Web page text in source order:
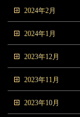
2024年2月
2024年1月
2023年12月
2023年11月
2023年10月